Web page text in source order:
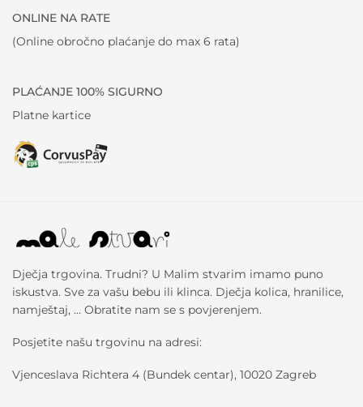
ONLINE NA RATE
(Online obročno plaćanje do max 6 rata)
PLAĆANJE 100% SIGURNO
Platne kartice
Dječja trgovina. Trudni? U Malim stvarim imamo puno
iskustva. Sve za vašu bebu ili klinca. Dječja kolica, hranilice,
namještaj, … Obratite nam se s povjerenjem.
Posjetite našu trgovinu na adresi:
Vjenceslava Richtera 4 (Bundek centar), 10020 Zagreb